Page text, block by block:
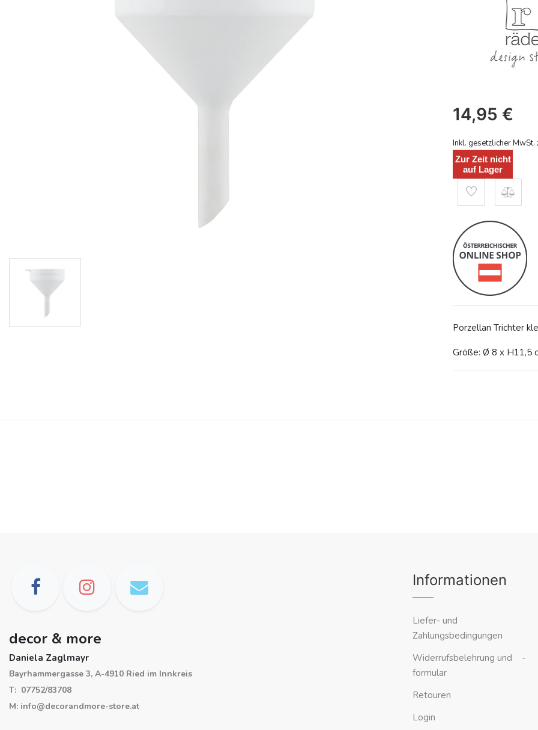
14,95 €
Inkl. gesetzlicher
Zur Zeit nicht
auf Lager
Porzellan Trichter
Größe: Ø 8 x H11,5
decor & more
Daniela Zaglmayr
Bayrhammergasse 3, A-4910 Ried im Innkreis
T: 07752/83708
M: info@decorandmore-store.at
Informationen
Liefer- und
Zahlungsbedingungen
Widerrufsbelehrung und -
formular
Retouren
Login